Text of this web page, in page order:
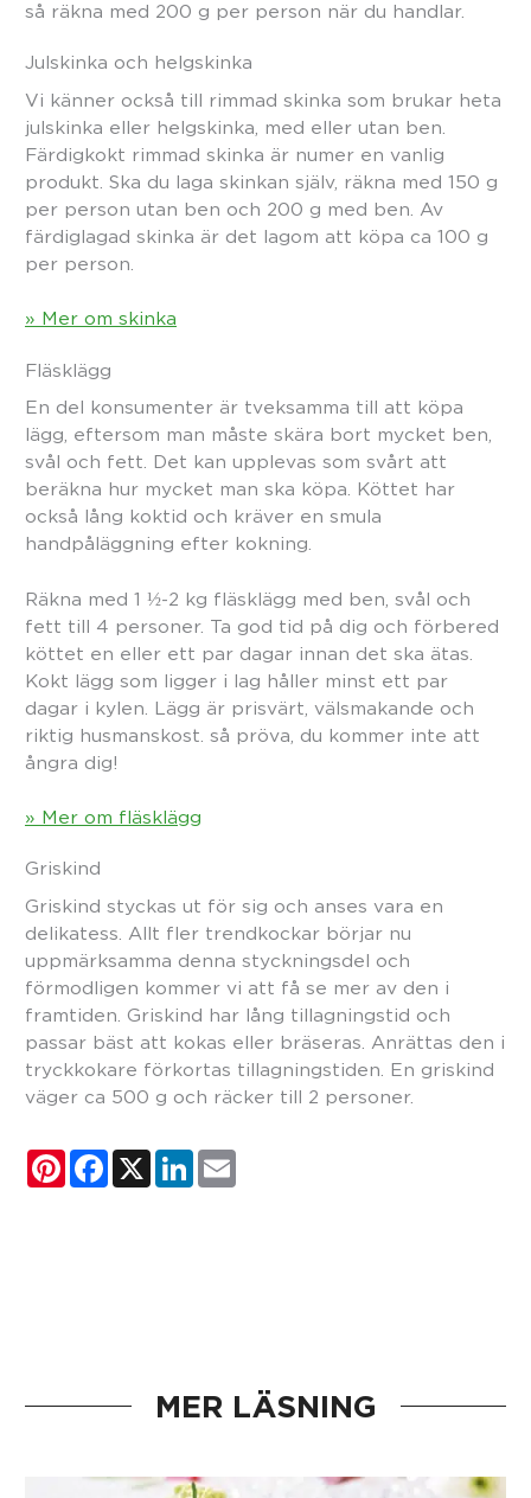
så räkna med 200 g per person när du handlar.
Julskinka och helgskinka
Vi känner också till rimmad skinka som brukar heta
julskinka eller helgskinka, med eller utan ben.
Färdigkokt rimmad skinka är numer en vanlig
produkt. Ska du laga skinkan själv, räkna med 150 g
per person utan ben och 200 g med ben. Av
färdiglagad skinka är det lagom att köpa ca 100 g
per person.
» Mer om skinka
Fläsklägg
En del konsumenter är tveksamma till att köpa
lägg, eftersom man måste skära bort mycket ben,
svål och fett. Det kan upplevas som svårt att
beräkna hur mycket man ska köpa. Köttet har
också lång koktid och kräver en smula
handpåläggning efter kokning.
Räkna med 1 ½-2 kg fläsklägg med ben, svål och
fett till 4 personer. Ta god tid på dig och förbered
köttet en eller ett par dagar innan det ska ätas.
Kokt lägg som ligger i lag håller minst ett par
dagar i kylen. Lägg är prisvärt, välsmakande och
riktig husmanskost. så pröva, du kommer inte att
ångra dig!
» Mer om fläsklägg
Griskind
Griskind styckas ut för sig och anses vara en
delikatess. Allt fler trendkockar börjar nu
uppmärksamma denna styckningsdel och
förmodligen kommer vi att få se mer av den i
framtiden. Griskind har lång tillagningstid och
passar bäst att kokas eller bräseras. Anrättas den i
tryckkokare förkortas tillagningstiden. En griskind
väger ca 500 g och räcker till 2 personer.
PinterestFacebook
X LinkedIn
MER LÄSNING